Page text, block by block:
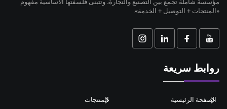
مؤسسة شاملة تجمع بين التصنيع والتجارة، وتتبنى فلسفتها الأساسية مفهوم
«المنتجات + التوصيل + الخدمة».
روابط سريعة
الصفحة الرئيسية المنتجات